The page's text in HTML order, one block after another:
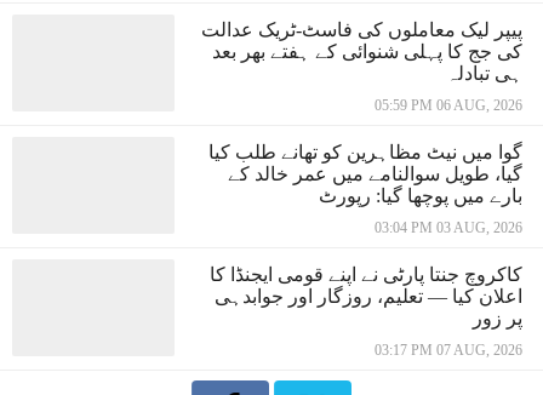
پیپر لیک معاملوں کی فاسٹ-ٹریک عدالت
کی جج کا پہلی شنوائی کے ہفتے بھر بعد
ہی تبادلہ
05:59 PM 06 AUG, 2026
گوا میں نیٹ مظاہرین کو تھانے طلب کیا
گیا، طویل سوالنامے میں عمر خالد کے
بارے میں پوچھا گیا: رپورٹ
03:04 PM 03 AUG, 2026
کاکروچ جنتا پارٹی نے اپنے قومی ایجنڈا کا
اعلان کیا — تعلیم، روزگار اور جوابدہی
پر زور
03:17 PM 07 AUG, 2026